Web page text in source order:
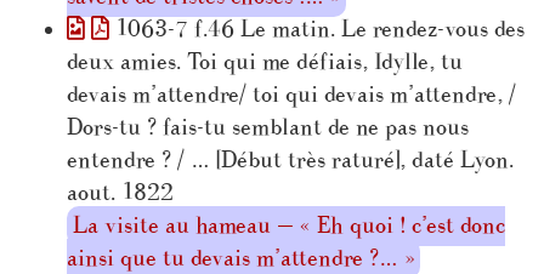
1063-7 f.46 Le matin. Le rendez-vous des
deux amies. Toi qui me défiais, Idylle, tu
devais m’attendre/ toi qui devais m’attendre, /
Dors-tu ? fais-tu semblant de ne pas nous
entendre ? / … [Début très raturé], daté Lyon.
aout. 1822
La visite au hameau — « Eh quoi ! c’est donc
ainsi que tu devais m’attendre ?… »